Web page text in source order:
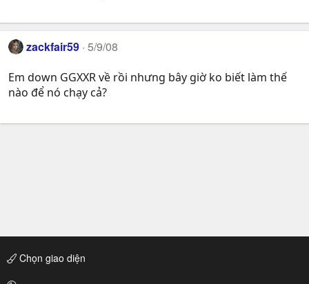
zackfair59 5/9/08
Em down GGXXR về rồi nhưng bây giờ ko biết làm thế
nào để nó chạy cả?
Chọn giao diện